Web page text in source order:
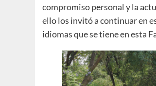
compromiso personal y la
ello los invitó a continuar en
idiomas que se tiene en esta